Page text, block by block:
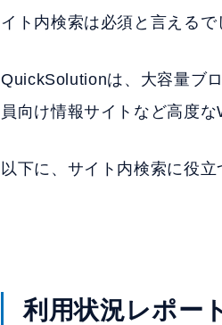
イト内検索は必須と言えるで
QuickSolutionは、大容量ブ
員向け情報サイトなど高度
以下に、サイト内検索に役
利用状況レポー